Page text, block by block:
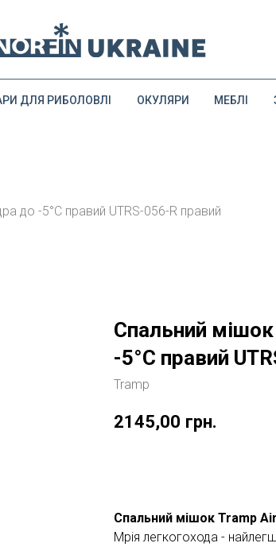
ДЛЯ РИБОЛОВЛІ ОКУЛЯРИ МЕБЛІ
до -5°С правий UTRS-056-R правий
Спальний
-5°С правий
Tramp
2145,00 грн.
Спальний мішок Tramp
Мрія легкогохода -